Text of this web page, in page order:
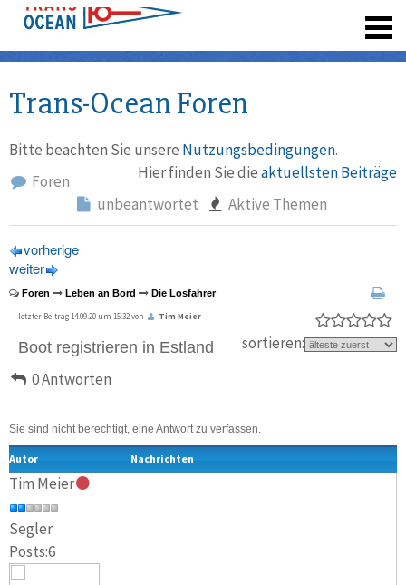
Trans-Ocean Foren
Bitte beachten Sie unsere Nutzungsbedingungen.
Hier finden Sie dieaktuellsten Beiträge
Foren
unbeantwortet
Aktive Themen
vorherige
weiter
Foren Leben an Bord Die Losfahrer
letzter Beitrag 14.09.20 um 15:32 von Tim Meier
Boot registrieren in Estland
0 Antworten
sortieren:
Sie sind nicht berechtigt, eine Antwort zu verfassen.
Autor Nachrichten
Tim Meier
Segler
Posts:6